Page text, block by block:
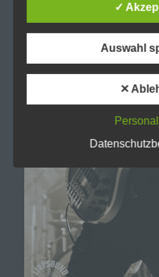
juristische Person,
andere Stelle, die
Auftrag des
i) Empfänger
Empfänger ist eine
Person, Behörde,
der
werden, unabhängig
einen Dritten handelt
oder dem Recht der
möglicherweise
erhalten, gelten
j) Dritter
✓
Auswahl
✕